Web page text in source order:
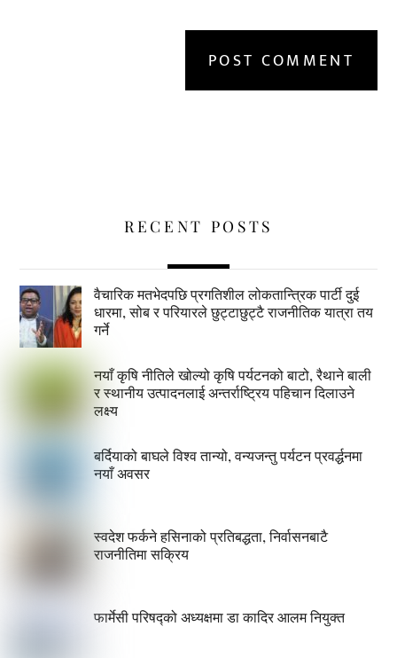
RECENT POSTS
वैचारिक मतभेदपछि प्रगतिशील लोकतान्त्रिक पार्टी दुई
धारमा, सोब र परियारले छुट्टाछुट्टै राजनीतिक यात्रा तय
गर्ने
नयाँ कृषि नीतिले खोल्यो कृषि पर्यटनको बाटो, रैथाने बाली
र स्थानीय उत्पादनलाई अन्तर्राष्ट्रिय पहिचान दिलाउने
लक्ष्य
बर्दियाको बाघले विश्व तान्यो, वन्यजन्तु पर्यटन प्रवर्द्धनमा
नयाँ अवसर
स्वदेश फर्कने हसिनाको प्रतिबद्धता, निर्वासनबाटै
राजनीतिमा सक्रिय
फार्मेसी परिषद्को अध्यक्षमा डा कादिर आलम नियुक्त